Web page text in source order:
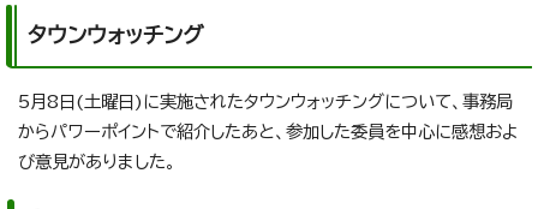
タウンウォッチング
5月8日(土曜日)に実施されたタウンウォッチングについて、事務局
からパワーポイントで紹介したあと、参加した委員を中心に感想およ
び意見がありました。